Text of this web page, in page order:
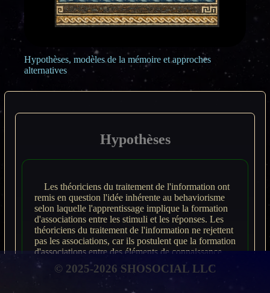
Hypothèses, modèles de la mémoire et approches
alternatives
Hypothèses
Les théoriciens du traitement de l'information ont
remis en question l'idée inhérente au behaviorisme
selon laquelle l'apprentissage implique la formation
d'associations entre les stimuli et les réponses. Les
théoriciens du traitement de l'information ne rejettent
pas les associations, car ils postulent que la formation
d'associations entre des éléments de connaissance
facilite leur acquisition et leur stockage en mémoire.
Ces théoriciens se préoccupent moins des conditions
externes et se concentrent davantage sur les
© 2025-2026 SHOSOCIAL LLC